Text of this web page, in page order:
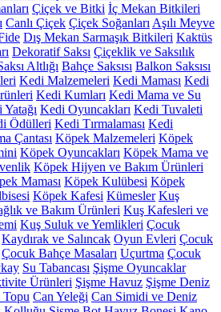
Çiçek ve Bitki İç Mekan Bitkileri
Canlı Çiçek Çiçek Soğanları Aşılı Meyve
Dış Mekan Sarmaşık Bitkileri Kaktüs
Dekoratif Saksı Çiçeklik ve Saksılık
Altlığı Bahçe Saksısı Balkon Saksısı
Kedi Malzemeleri Kedi Maması Kedi
Kedi Kumları Kedi Mama ve Su
Kedi Oyuncakları Kedi Tuvaleti
Ödülleri Kedi Tırmalaması Kedi
Çantası Köpek Malzemeleri Köpek
Köpek Oyuncakları Köpek Mama ve
Köpek Hijyen ve Bakım Ürünleri
Maması Köpek Kulübesi Köpek
Köpek Kafesi Kümesler Kuş
ve Bakım Ürünleri Kuş Kafesleri ve
Kuş Suluk ve Yemlikleri Çocuk
Kaydırak ve Salıncak Oyun Evleri Çocuk
Çocuk Bahçe Masaları Uçurtma Çocuk
Su Tabancası Şişme Oyuncaklar
Ürünleri Şişme Havuz Şişme Deniz
Topu Can Yeleği Can Simidi ve Deniz